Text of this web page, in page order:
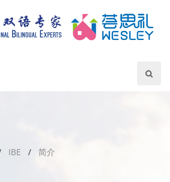
IBE / 简介